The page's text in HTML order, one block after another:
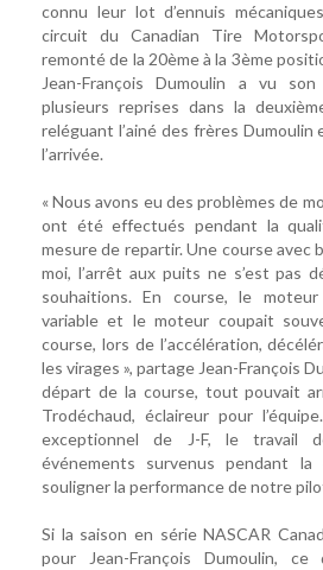
connu leur lot d’ennuis
circuit du Canadian Tire
remonté de la 20ème à la 3ème
Jean-François Dumoulin a vu
plusieurs reprises dans la
reléguant l’ainé des frères Dumoulin
l’arrivée.
« Nous avons eu des problèmes de
ont été effectués pendant la
mesure de repartir. Une course avec
moi, l’arrêt aux puits ne s’est pas
souhaitions. En course, le
variable et le moteur coupait
course, lors de l’accélération,
les virages », partage Jean-François
départ de la course, tout pouvait
Trodéchaud, éclaireur pour
exceptionnel de J-F, le travail
événements survenus pendant la
souligner la performance de notre
Si la saison en série NASCAR
pour Jean-François Dumoulin,